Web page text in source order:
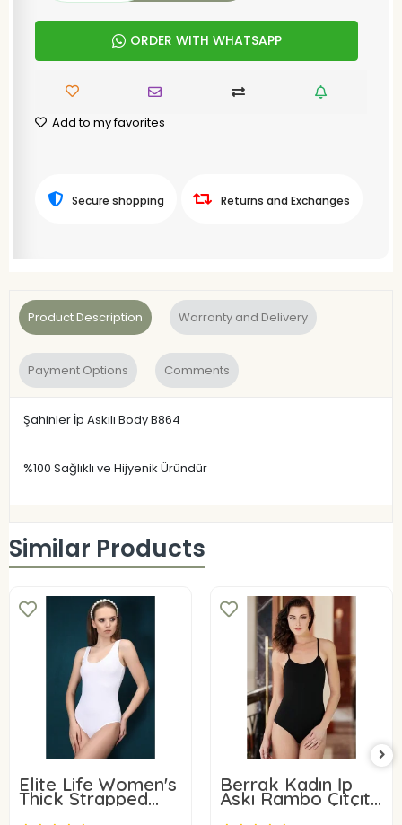
ORDER WITH WHATSAPP
Add to my favorites
Secure shopping Returns and Exchanges
Product Description Warranty and Delivery
Payment Options Comments
Şahinler İp Askılı Body B864
%100 Sağlıklı ve Hijyenik Üründür
Similar Products
Elite Life Women's
Thick Strapped
Slip Body 878
Berrak Kadın İp
Askı Rambo Çıtçıtlı
Badi 2172